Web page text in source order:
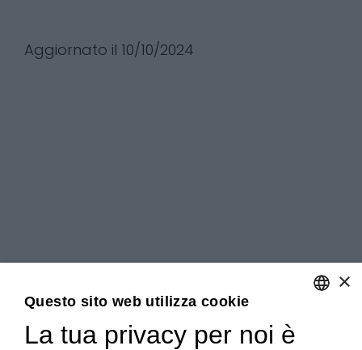
Aggiornato il 10/10/2024
×
Questo sito web utilizza cookie
La tua privacy per noi è